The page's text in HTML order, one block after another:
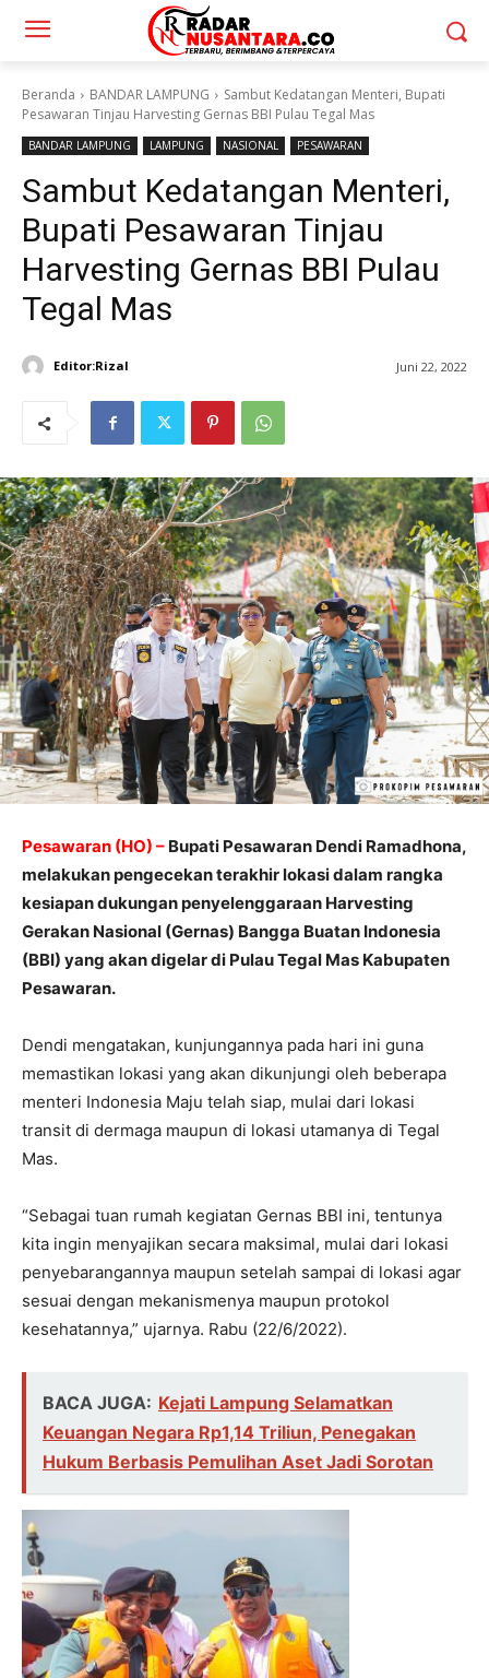
Beranda BANDAR LAMPUNG
Sambut Kedatangan Menteri, Bupati
Pesawaran Tinjau Harvesting Gernas BBI Pulau Tegal Mas
BANDAR LAMPUNG LAMPUNG NASIONAL PESAWARAN
Sambut Kedatangan Menteri,
Bupati Pesawaran Tinjau
Harvesting Gernas BBI Pulau
Tegal Mas
Editor:Rizal Juni 22, 2022
Pesawaran (HO) – Bupati Pesawaran Dendi Ramadhona,
melakukan pengecekan terakhir lokasi dalam rangka
kesiapan dukungan penyelenggaraan Harvesting
Gerakan Nasional (Gernas) Bangga Buatan Indonesia
(BBI) yang akan digelar di Pulau Tegal Mas Kabupaten
Pesawaran.
Dendi mengatakan, kunjungannya pada hari ini guna
memastikan lokasi yang akan dikunjungi oleh beberapa
menteri Indonesia Maju telah siap, mulai dari lokasi
transit di dermaga maupun di lokasi utamanya di Tegal
Mas.
“Sebagai tuan rumah kegiatan Gernas BBI ini, tentunya
kita ingin menyajikan secara maksimal, mulai dari lokasi
penyebarangannya maupun setelah sampai di lokasi agar
sesuai dengan mekanismenya maupun protokol
kesehatannya,” ujarnya. Rabu (22/6/2022).
BACA JUGA: Kejati Lampung Selamatkan
Keuangan Negara Rp1,14 Triliun, Penegakan
Hukum Berbasis Pemulihan Aset Jadi Sorotan